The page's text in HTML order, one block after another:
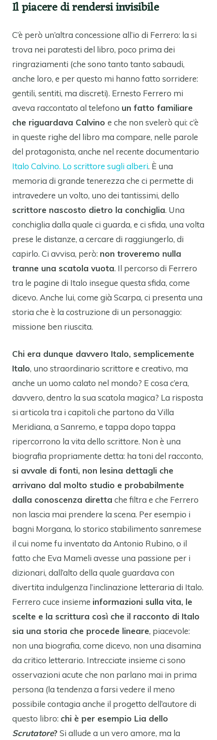
Il piacere di rendersi invisibile
C’è però un’altra concessione all’io di Ferrero: la si
trova nei paratesti del libro, poco prima dei
ringraziamenti (che sono tanto tanto sabaudi,
anche loro, e per questo mi hanno fatto sorridere:
gentili, sentiti, ma discreti). Ernesto Ferrero mi
aveva raccontato al telefono un fatto familiare
che riguardava Calvino e che non svelerò qui: c’è
in queste righe del libro ma compare, nelle parole
del protagonista, anche nel recente documentario
Italo Calvino. Lo scrittore sugli alberi. È una
memoria di grande tenerezza che ci permette di
intravedere un volto, uno dei tantissimi, dello
scrittore nascosto dietro la conchiglia. Una
conchiglia dalla quale ci guarda, e ci sfida, una volta
prese le distanze, a cercare di raggiungerlo, di
capirlo. Ci avvisa, però: non troveremo nulla
tranne una scatola vuota. Il percorso di Ferrero
tra le pagine di Italo insegue questa sfida, come
dicevo. Anche lui, come già Scarpa, ci presenta una
storia che è la costruzione di un personaggio:
missione ben riuscita.
Chi era dunque davvero Italo, semplicemente
Italo, uno straordinario scrittore e creativo, ma
anche un uomo calato nel mondo? E cosa c’era,
davvero, dentro la sua scatola magica? La risposta
si articola tra i capitoli che partono da Villa
Meridiana, a Sanremo, e tappa dopo tappa
ripercorrono la vita dello scrittore. Non è una
biografia propriamente detta: ha toni del racconto,
si avvale di fonti, non lesina dettagli che
arrivano dal molto studio e probabilmente
dalla conoscenza diretta che filtra e che Ferrero
non lascia mai prendere la scena. Per esempio i
bagni Morgana, lo storico stabilimento sanremese
il cui nome fu inventato da Antonio Rubino, o il
fatto che Eva Mameli avesse una passione per i
dizionari, dall’alto della quale guardava con
divertita indulgenza l’inclinazione letteraria di Italo.
Ferrero cuce insieme informazioni sulla vita, le
scelte e la scrittura così che il racconto di Italo
sia una storia che procede lineare, piacevole:
non una biografia, come dicevo, non una disamina
da critico letterario. Intrecciate insieme ci sono
osservazioni acute che non parlano mai in prima
persona (la tendenza a farsi vedere il meno
possibile contagia anche il progetto dell’autore di
questo libro: chi è per esempio Lia dello
Scrutatore? Si allude a un vero amore, ma la